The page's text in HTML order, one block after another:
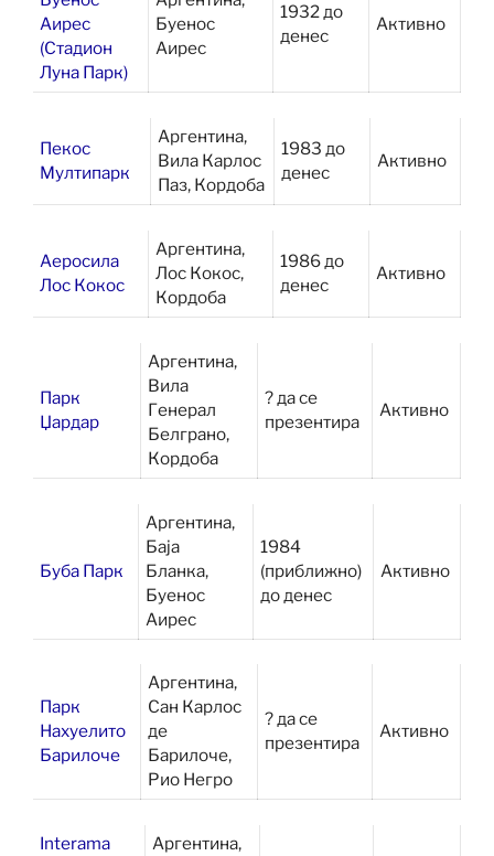
Аирес
(Стадион
Луна Парк)
Буенос
Аирес
1932 до
денес
Активно
Пекос
Мултипарк
Аргентина,
Вила Карлос
Паз, Кордоба
1983 до
денес
Активно
Аеросила
Лос Кокос
Аргентина,
Лос Кокос,
Кордоба
1986 до
денес
Активно
Парк
Џардар
Аргентина,
Вила
Генерал
Белграно,
Кордоба
? да се
презентира
Активно
Буба Парк
Аргентина,
Баја
Бланка,
Буенос
Аирес
1984
(приближно)
до денес
Активно
Парк
Нахуелито
Барилоче
Аргентина,
Сан Карлос
де
Барилоче,
Рио Негро
? да се
презентира
Активно
Interama
Аргентина,